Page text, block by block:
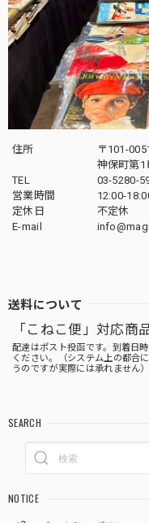
住所
〒101-
神保町第1
TEL
03-5280-
営業時間
12:00-
定休日
不定休
E-mail
送料について
「こねこ便」対応商
配達はポスト投函です。到着日
ください。（システム上の都合
うのですが実際には承れません）
SEARCH
NOTICE